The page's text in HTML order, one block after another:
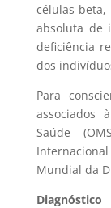
células
absoluta de
deficiência
dos
Para
associados
Saúde
Mundial da